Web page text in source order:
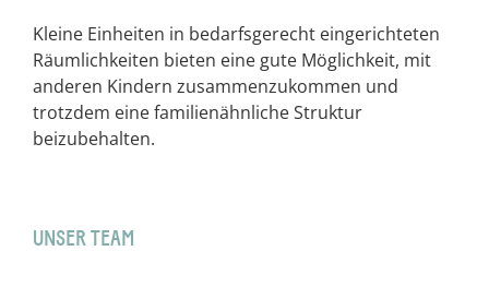
Kleine Einheiten in bedarfsgerecht eingerichteten
Räumlichkeiten bieten eine gute Möglichkeit, mit
anderen Kindern zusammenzukommen und
trotzdem eine familienähnliche Struktur
beizubehalten.
UNSER TEAM